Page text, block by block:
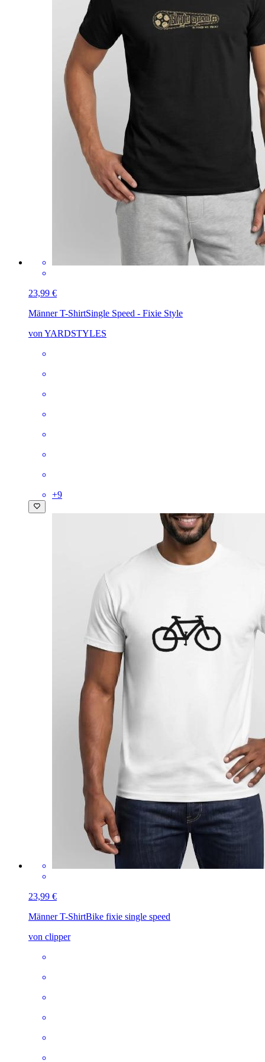
23,99 €
Männer T-ShirtSingle Speed - Fixie Style
von YARDSTYLES
+9
23,99 €
Männer T-ShirtBike fixie single speed
von clipper